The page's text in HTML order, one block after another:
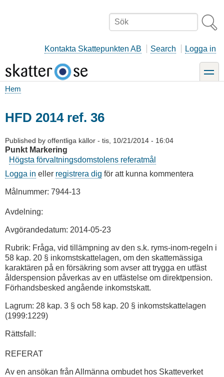
Sök
Kontakta Skattepunkten AB Search Logga in
toggle
Hem
HFD 2014 ref. 36
Published by offentliga källor - tis, 10/21/2014 - 16:04
Punkt Markering
Högsta förvaltningsdomstolens referatmål
Logga in eller registrera dig för att kunna kommentera
Målnummer: 7944-13
Avdelning:
Avgörandedatum: 2014-05-23
Rubrik: Fråga, vid tillämpning av den s.k. ryms-inom-regeln i
58 kap. 20 § inkomstskattelagen, om den skattemässiga
karaktären på en försäkring som avser att trygga en utfäst
ålderspension påverkas av en utfästelse om direktpension.
Förhandsbesked angående inkomstskatt.
Lagrum: 28 kap. 3 § och 58 kap. 20 § inkomstskattelagen
(1999:1229)
Rättsfall:
REFERAT
Av en ansökan från Allmänna ombudet hos Skatteverket